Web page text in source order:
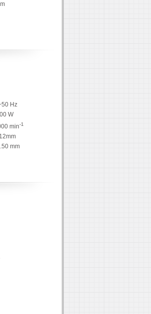
Hz
W
min-1
mm